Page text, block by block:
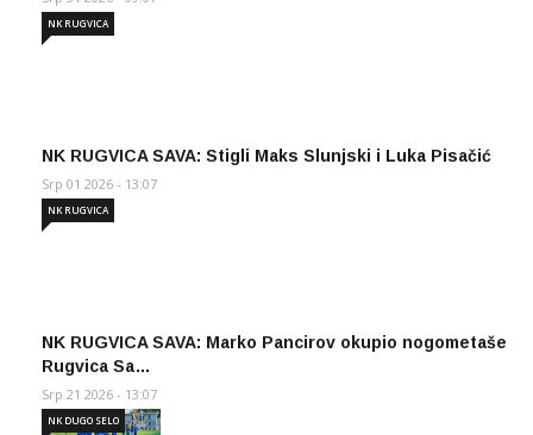
NK RUGVICA SAVA: Stigli Maks Slunjski i Luka Pisačić
NK RUGVICA
Srp 01 2026 - 13:07
NK RUGVICA SAVA: Marko Pancirov okupio nogometaše
Rugvica Sa…
NK RUGVICA
Srp 21 2026 - 13:07
NK DUGO SELO